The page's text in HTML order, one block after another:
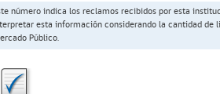
número indica los reclamos recibidos por esta
esta información considerando la cantidad
Público.